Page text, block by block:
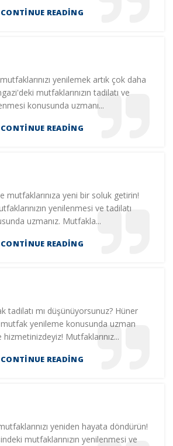
CONTINUE READING
yenilemek artık çok daha
mutfaklarınızın tadilatı ve
konusunda uzmanı...
CONTINUE READING
mutfaklarınıza yeni bir soluk getirin!
yenilenmesi ve tadilatı
uzmanız. Mutfakla...
CONTINUE READING
tadilatı mı düşünüyorsunuz? Hüner
yenileme konusunda uzman
hizmetinizdeyiz! Mutfaklarınız...
CONTINUE READING
yeniden hayata döndürün!
mutfaklarınızın yenilenmesi ve